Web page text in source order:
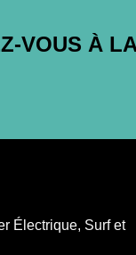
VOUS À
Électrique, Surf et